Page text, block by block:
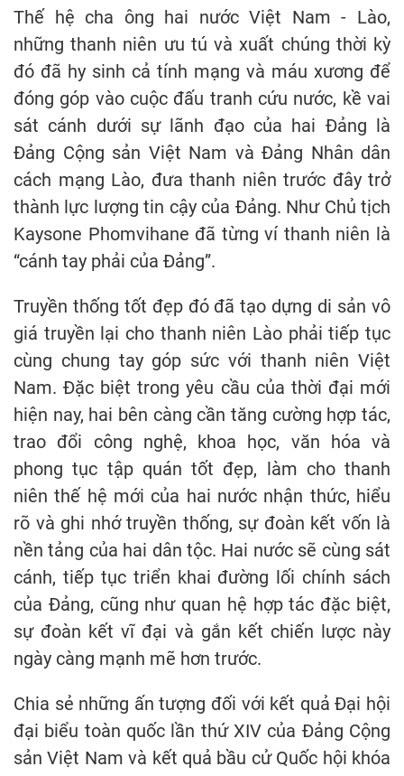
Thế hệ cha ông hai nước Việt Nam - Lào,
những thanh niên ưu tú và xuất chúng thời kỳ
đó đã hy sinh cả tính mạng và máu xương để
đóng góp vào cuộc đấu tranh cứu nước, kề vai
sát cánh dưới sự lãnh đạo của hai Đảng là
Đảng Cộng sản Việt Nam và Đảng Nhân dân
cách mạng Lào, đưa thanh niên trước đây trở
thành lực lượng tin cậy của Đảng. Như Chủ tịch
Kaysone Phomvihane đã từng ví thanh niên là
“cánh tay phải của Đảng”.
Truyền thống tốt đẹp đó đã tạo dựng di sản vô
giá truyền lại cho thanh niên Lào phải tiếp tục
cùng chung tay góp sức với thanh niên Việt
Nam. Đặc biệt trong yêu cầu của thời đại mới
hiện nay, hai bên càng cần tăng cường hợp tác,
trao đổi công nghệ, khoa học, văn hóa và
phong tục tập quán tốt đẹp, làm cho thanh
niên thế hệ mới của hai nước nhận thức, hiểu
rõ và ghi nhớ truyền thống, sự đoàn kết vốn là
nền tảng của hai dân tộc. Hai nước sẽ cùng sát
cánh, tiếp tục triển khai đường lối chính sách
của Đảng, cũng như quan hệ hợp tác đặc biệt,
sự đoàn kết vĩ đại và gắn kết chiến lược này
ngày càng mạnh mẽ hơn trước.
Chia sẻ những ấn tượng đối với kết quả Đại hội
đại biểu toàn quốc lần thứ XIV của Đảng Cộng
sản Việt Nam và kết quả bầu cử Quốc hội khóa